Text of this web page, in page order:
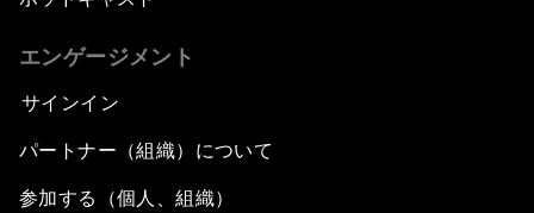
エンゲージメント
サインイン
パートナー（組織）について
参加する（個人、組織）